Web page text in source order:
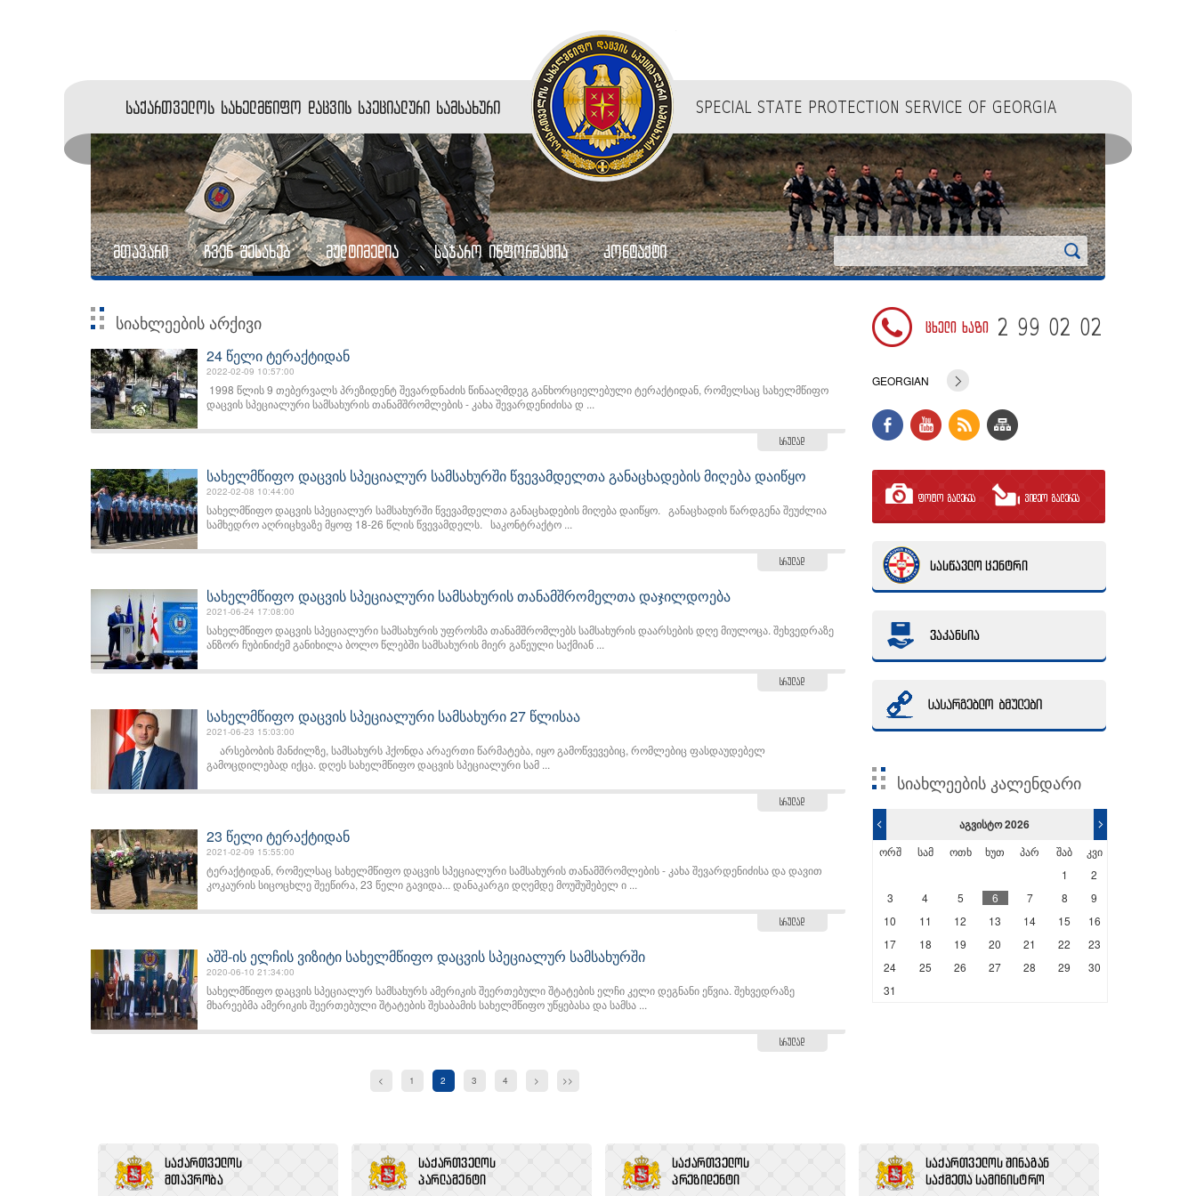
საქართველოს სახელმწიფო დაცვის სპეციალური სამსახური SPECIAL STATE PROTECTION SERVICE OF GEORGIA
მთავარი ჩვენ შესახებ მულტიმედია საჯარო ინფორმაცია კონტაქტი
სიახლეების არქივი
24 წელი ტერაქტიდან
2022-02-09 10:57:00
1998 წლის 9 თებერვალს პრეზიდენტ შევარდნაძის წინააღმდეგ განხორციელებული ტერაქტიდან, რომელსაც სახელმწიფო
დაცვის სპეციალური სამსახურის თანამშრომლების - კახა შევარდენიძისა დ ...
სრულად
სახელმწიფო დაცვის სპეციალურ სამსახურში წვევამდელთა განაცხადების მიღება დაიწყო
2022-02-08 10:44:00
სახელმწიფო დაცვის სპეციალურ სამსახურში წვევამდელთა განაცხადების მიღება დაიწყო. განაცხადის წარდგენა შეუძლია
სამხედრო აღრიცხვაზე მყოფ 18-26 წლის წვევამდელს. საკონტრაქტო ...
სრულად
სახელმწიფო დაცვის სპეციალური სამსახურის თანამშრომელთა დაჯილდოება
2021-06-24 17:08:00
სახელმწიფო დაცვის სპეციალური სამსახურის უფროსმა თანამშრომლებს სამსახურის დაარსების დღე მიულოცა. შეხვედრაზე
ანზორ ჩუბინიძემ განიხილა ბოლო წლებში სამსახურის მიერ გაწეული საქმიან ...
სრულად
სახელმწიფო დაცვის სპეციალური სამსახური 27 წლისაა
2021-06-23 15:03:00
არსებობის მანძილზე, სამსახურს ჰქონდა არაერთი წარმატება, იყო გამოწვევებიც, რომლებიც ფასდაუდებელ
გამოცდილებად იქცა. დღეს სახელმწიფო დაცვის სპეციალური სამ ...
სრულად
23 წელი ტერაქტიდან
2021-02-09 15:55:00
ტერაქტიდან, რომელსაც სახელმწიფო დაცვის სპეციალური სამსახურის თანამშრომლების - კახა შევარდენიძისა და დავით
კოკაურის სიცოცხლე შეეწირა, 23 წელი გავიდა... დანაკარგი დღემდე მოუშუშებელ ი ...
სრულად
აშშ-ის ელჩის ვიზიტი სახელმწიფო დაცვის სპეციალურ სამსახურში
2020-06-10 21:34:00
სახელმწიფო დაცვის სპეციალურ სამსახურს ამერიკის შეერთებული შტატების ელჩი კელი დეგნანი ეწვია. შეხვედრაზე
მხარეებმა ამერიკის შეერთებული შტატების შესაბამის სახელმწიფო უწყებასა და სამსა ...
სრულად
< 1 2 3 4 > >>
ცხელი ხაზი 2 99 02 02
GEORGIAN
ფოტო გალერეა ვიდეო გალერეა
სიახლეების კალენდარი
აგვისტო 2026
ორშ სამ ოთხ ხუთ პარ შაბ
კვი
1
2
3
4 5 6 7 8
9
10
11 12 13 14 15
16
17
18 19 20 21 22
23
24
25 26 27 28 29
30
31